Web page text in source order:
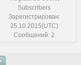
Subscribers
Зарегистрирован:
25.10.2015(UTC)
Сообщений: 2